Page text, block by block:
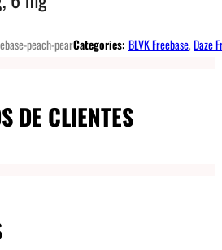
peach-pearCategories: BLVK Freebase,Daze
DE CLIENTES